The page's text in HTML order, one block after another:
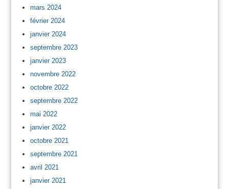
mars 2024
février 2024
janvier 2024
septembre 2023
janvier 2023
novembre 2022
octobre 2022
septembre 2022
mai 2022
janvier 2022
octobre 2021
septembre 2021
avril 2021
janvier 2021